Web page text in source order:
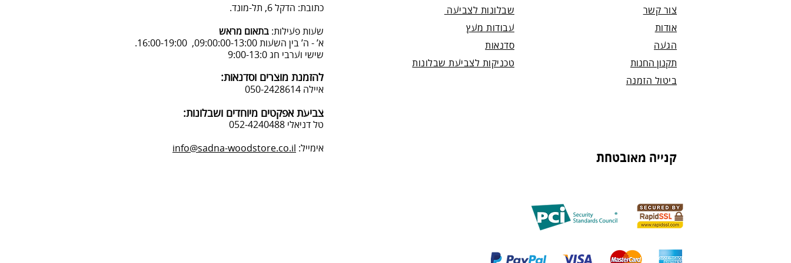
כתובת: הדקל 6, תל-מונד.
שעות פעילות: בתאום מראש
א’ - ה’ בין השעות 09:00:00-13:00, 16:00-19:00.
שישי וערבי חג 9:00-13:0
להזמנת מוצרים וסדנאות:
איילה 050-2428614
צביעת אפקטים מיוחדים ושבלונות:
טל דניאלי 052-4240488
אימייל: info@sadna-woodstore.co.il
שבלונות לצביעה
עבודות מעץ
סדנאות
טכניקות לצביעת שבלונות
צור קשר
אודות
הגעה
תקנון החנות
ביטול הזמנה
קנייה מאובטחת